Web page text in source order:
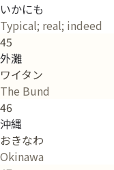
いかにも
Typical; real; indeed
45
外灘
ワイタン
The Bund
46
沖縄
おきなわ
Okinawa